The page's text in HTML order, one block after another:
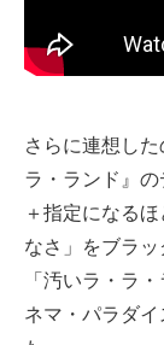
さらに連想し
ラ・ランド』
＋指定になる
なさ」をブラッ
「汚いラ・ラ
ネマ・パラダ